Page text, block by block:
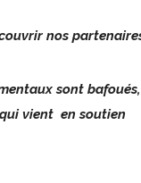
nos
sont
vient en soutien